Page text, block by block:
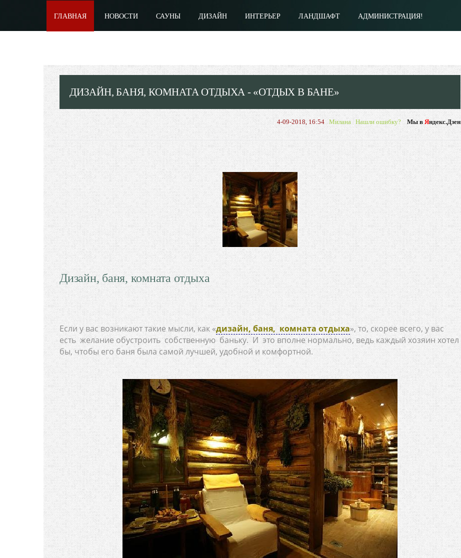
ГЛАВНАЯ НОВОСТИ САУНЫ ДИЗАЙН ИНТЕРЬЕР ЛАНДШАФТ АДМИНИСТРАЦИЯ!
ДИЗАЙН, БАНЯ, КОМНАТА ОТДЫХА - «ОТДЫХ В БАНЕ»
4-09-2018, 16:54 Милана Нашли ошибку? Мы в Яндекс.Дзен
Дизайн, баня, комната отдыха
Если у вас возникают такие мысли, как «дизайн, баня, комната отдыха», то, скорее всего, у вас
есть желание обустроить собственную баньку. И это вполне нормально, ведь каждый хозяин хотел
бы, чтобы его баня была самой лучшей, удобной и комфортной.